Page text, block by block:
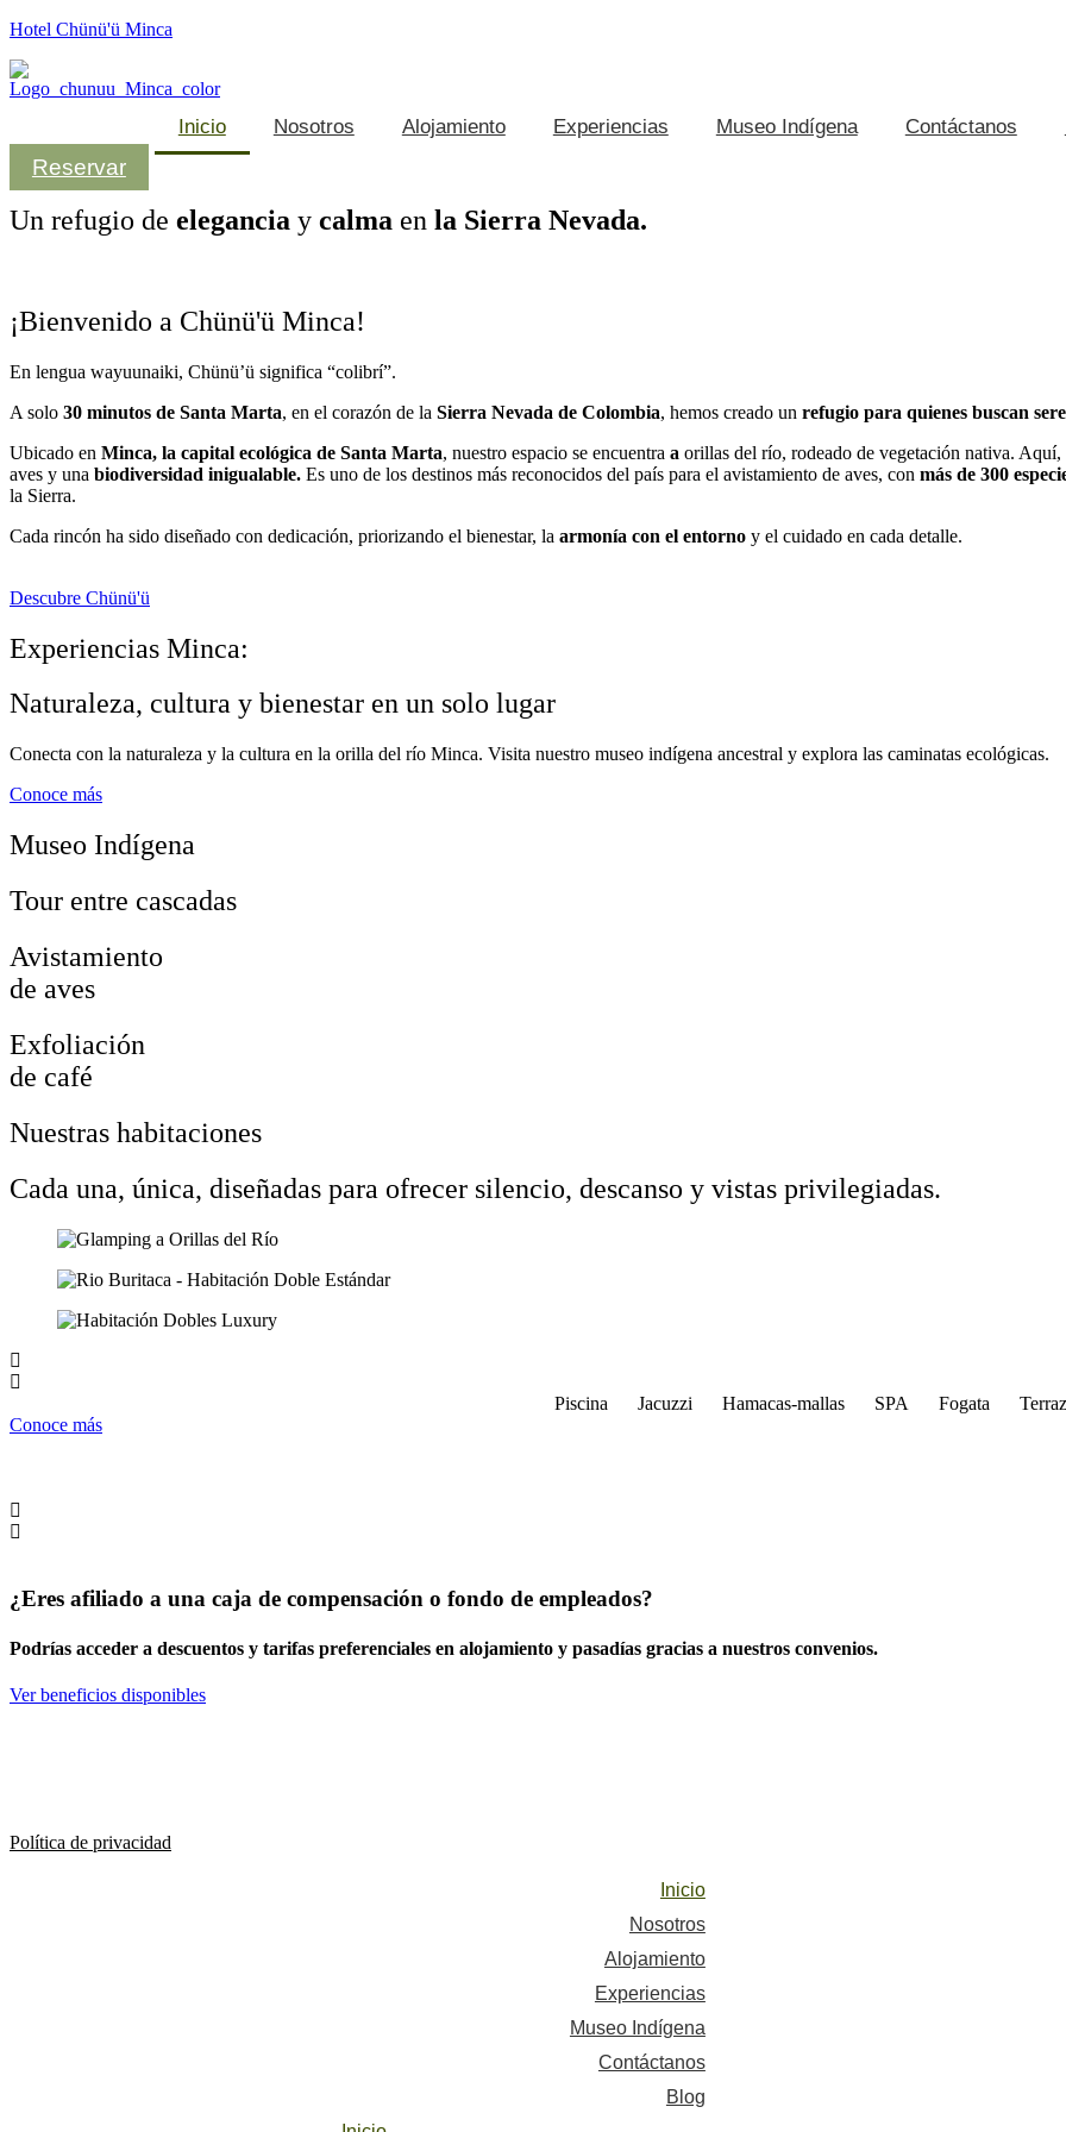
Hotel Chünü'ü Minca
Inicio Nosotros Alojamiento Experiencias Museo Indígena Contáctanos
Reservar
Un refugio de elegancia y calma en la Sierra Nevada.
¡Bienvenido a Chünü'ü Minca!
En lengua wayuunaiki, Chünü’ü significa “colibrí”.
A solo 30 minutos de Santa Marta, en el corazón de la Sierra Nevada de Colombia, hemos creado un refugio para quienes buscan
Ubicado en Minca, la capital ecológica de Santa Marta, nuestro espacio se encuentra a orillas del río, rodeado de vegetación nativa.
aves y una biodiversidad inigualable. Es uno de los destinos más reconocidos del país para el avistamiento de aves, con más de 300
la Sierra.
Cada rincón ha sido diseñado con dedicación, priorizando el bienestar, la armonía con el entorno y el cuidado en cada detalle.
Descubre Chünü'ü
Experiencias Minca:
Naturaleza, cultura y bienestar en un solo lugar
Conecta con la naturaleza y la cultura en la orilla del río Minca. Visita nuestro museo indígena ancestral y explora las caminatas ecológicas.
Conoce más
Museo Indígena
Tour entre cascadas
Avistamiento
de aves
Exfoliación
de café
Nuestras habitaciones
Cada una, única, diseñadas para ofrecer silencio, descanso y vistas privilegiadas.
Piscina Jacuzzi Hamacas-mallas SPA Fogata
Conoce más
¿Eres afiliado a una caja de compensación o fondo de empleados?
Podrías acceder a descuentos y tarifas preferenciales en alojamiento y pasadías gracias a nuestros convenios.
Ver beneficios disponibles
Política de privacidad
Inicio
Nosotros
Alojamiento
Experiencias
Museo Indígena
Contáctanos
Blog